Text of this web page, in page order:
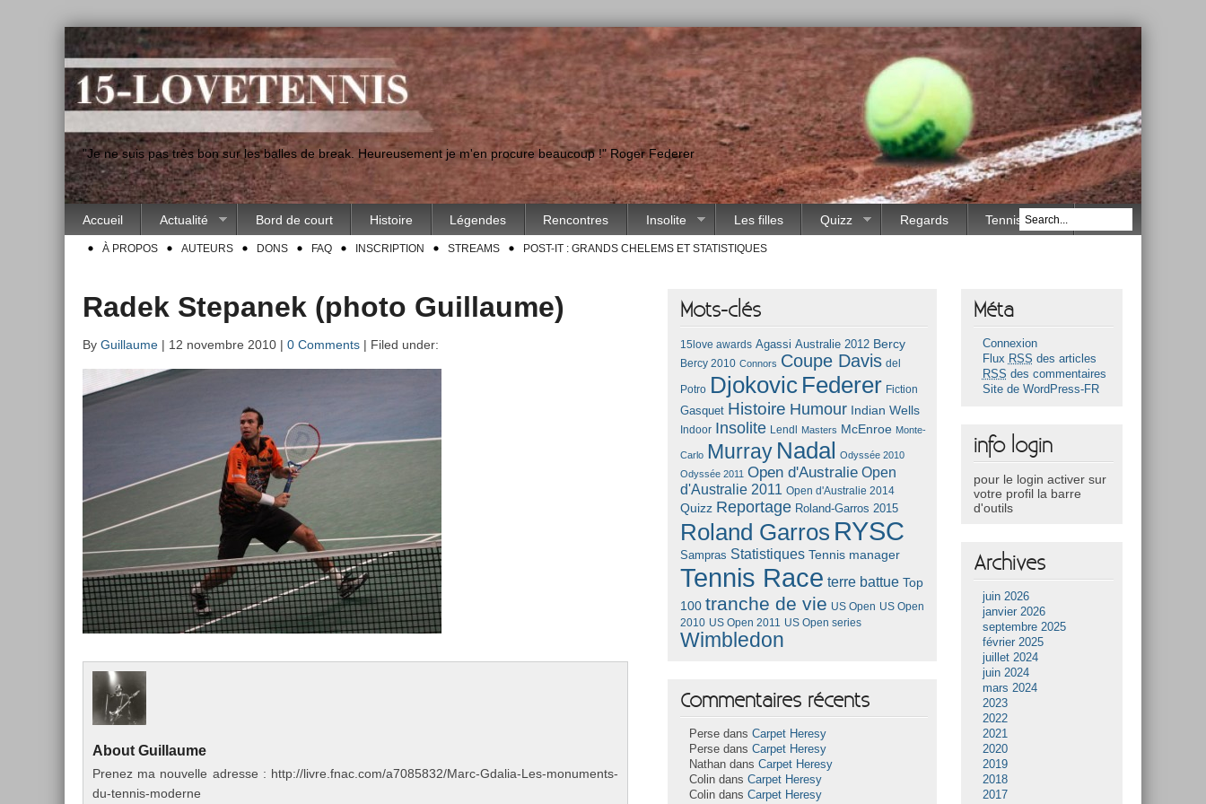
"Je ne suis pas très bon sur les balles de break. Heureusement je m'en procure beaucoup !" Roger Federer
Accueil Actualité Bord de court Histoire Légendes Rencontres Insolite Les filles Quizz Regards Tennis Race
À PROPOS AUTEURS DONS FAQ INSCRIPTION STREAMS POST-IT : GRANDS CHELEMS ET STATISTIQUES
Radek Stepanek (photo Guillaume)
By Guillaume | 12 novembre 2010 | 0 Comments | Filed under:
About Guil­laume
Pre­nez ma nouvel­le ad­resse : http://livre.fnac.com/a7085832/Marc-Gdalia-Les-monuments-
du-tennis-moderne
Mots-clés
15love awards Agassi Australie 2012 Bercy
Bercy 2010 Connors Coupe Davis del
Potro Djokovic Federer Fiction
Gasquet Histoire Humour Indian Wells
Indoor Insolite Lendl Masters McEnroe Monte-
Carlo Murray Nadal
Odyssée 2010
Odyssée 2011 Open d'Australie Open
d'Australie 2011 Open d'Australie 2014
Quizz Reportage Roland-Garros 2015
Roland Garros RYSC
Sampras Statistiques Tennis manager
Tennis Race terre battue Top
100 tranche de vie US Open US Open
2010 US Open 2011 US Open series
Wimbledon
Commentaires récents
Perse dansCarpet Heresy
Perse dansCarpet Heresy
Nathan dansCarpet Heresy
Colin dansCarpet Heresy
Colin dansCarpet Heresy
Méta
Connexion
Flux RSS des articles
RSS des commentaires
Site de WordPress-FR
info login
pour le login activer sur
votre profil la barre
d'outils
Archives
juin 2026
janvier 2026
septembre 2025
février 2025
juillet 2024
juin 2024
mars 2024
2023
2022
2021
2020
2019
2018
2017